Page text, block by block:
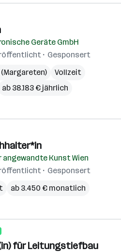
Geräte GmbH
Gesponsert
(Margareten)
Vollzeit
ab 38.183 € jährlich
Kunst Wien
Gesponsert
ab 3.450 € monatlich
für Leitungstiefbau